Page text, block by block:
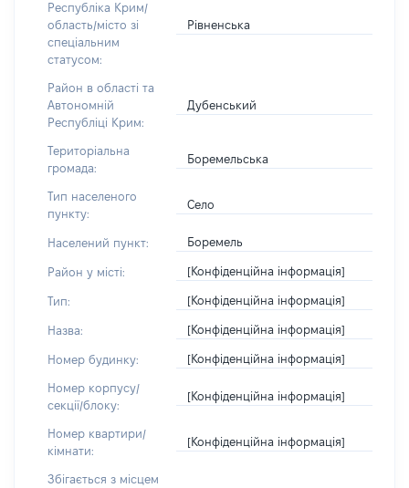
Республіка Крим/
область/місто зі
спеціальним
статусом:
Рівненська
Район в області та
Автономній
Республіці Крим:
Дубенський
Територіальна
громада:
Боремельська
Тип населеного
пункту:
Село
Населений пункт: Боремель
Район у місті: [Конфіденційна інформація]
Тип: [Конфіденційна інформація]
Назва: [Конфіденційна інформація]
Номер будинку: [Конфіденційна інформація]
Номер корпусу/
секції/блоку:
[Конфіденційна інформація]
Номер квартири/
кімнати:
[Конфіденційна інформація]
Збігається з місцем